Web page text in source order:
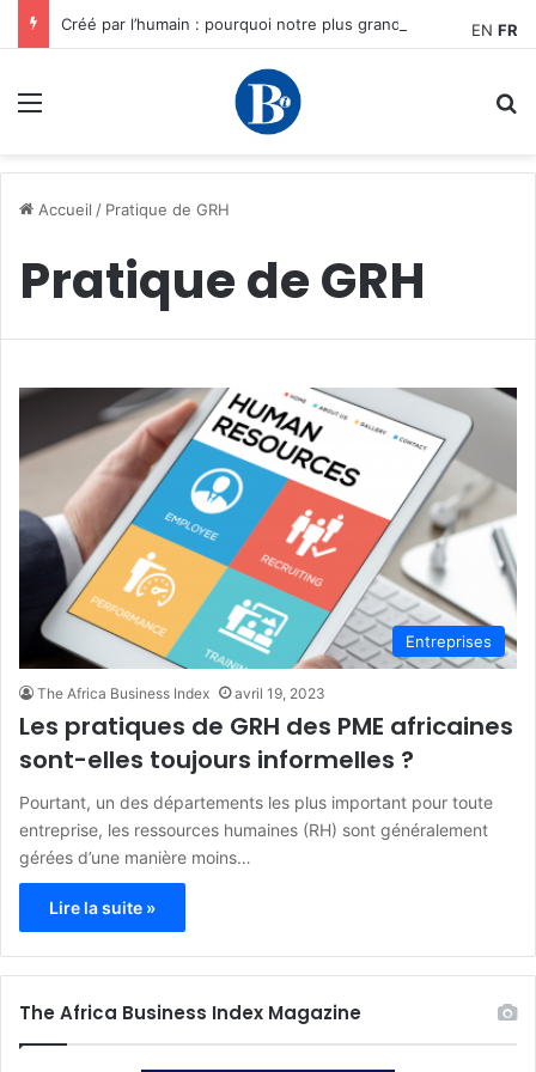
Créé par l’humain : pourquoi notre plus grand avantage à l’ère de l’IA reste humain, par Edward Tatchim
Accueil / Pratique de GRH
Pratique de GRH
Entreprises
The Africa Business Index avril 19, 2023
Les pratiques de GRH des PME africaines
sont-elles toujours informelles ?
Pourtant, un des départements les plus important pour toute
entreprise, les ressources humaines (RH) sont généralement
gérées d’une manière moins…
Lire la suite »
The Africa Business Index Magazine
EN FR